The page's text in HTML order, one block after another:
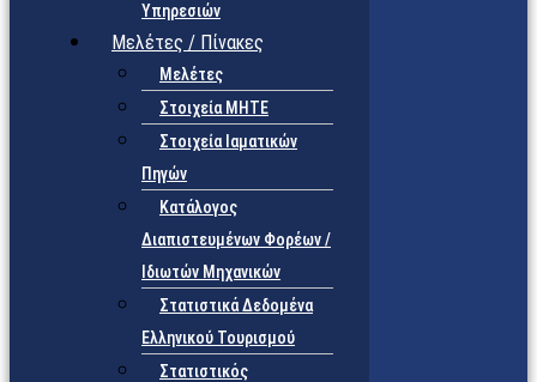
Υπηρεσιών
Μελέτες / Πίνακες
Μελέτες
Στοιχεία ΜΗΤΕ
Στοιχεία Ιαματικών
Πηγών
Κατάλογος
Διαπιστευμένων Φορέων /
Ιδιωτών Μηχανικών
Στατιστικά Δεδομένα
Ελληνικού Τουρισμού
Στατιστικός